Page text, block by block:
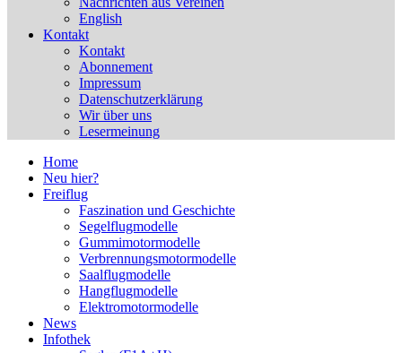
English
Kontakt
Kontakt
Abonnement
Impressum
Datenschutzerklärung
Wir über uns
Lesermeinung
Home
Neu hier?
Freiflug
Faszination und Geschichte
Segelflugmodelle
Gummimotormodelle
Verbrennungsmotormodelle
Saalflugmodelle
Hangflugmodelle
Elektromotormodelle
News
Infothek